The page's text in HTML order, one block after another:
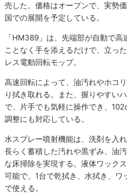
売した。価格はオープンで、実勢
国での展開を予定している。
「HM389」は、先端部が自動で
ことなく手を添えるだけで、立っ
レス電動回転モップ。
高速回転によって、油汚れやホコ
り拭き取れる。また、握りやすい
で、片手でも気軽に操作でき、
調整にも対応している。
水スプレー噴射機能は、洗剤を入
長らく蓄積した汚れや黒ずみ、油
な床掃除を実現する。液体ワック
可能で、1台で乾拭き、水拭き、
で使える。